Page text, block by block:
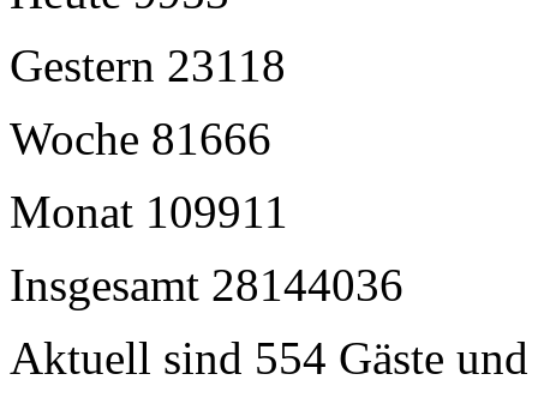
Gestern 23118
Woche 81666
Monat 109911
Insgesamt 28144036
Aktuell sind 554 Gäste